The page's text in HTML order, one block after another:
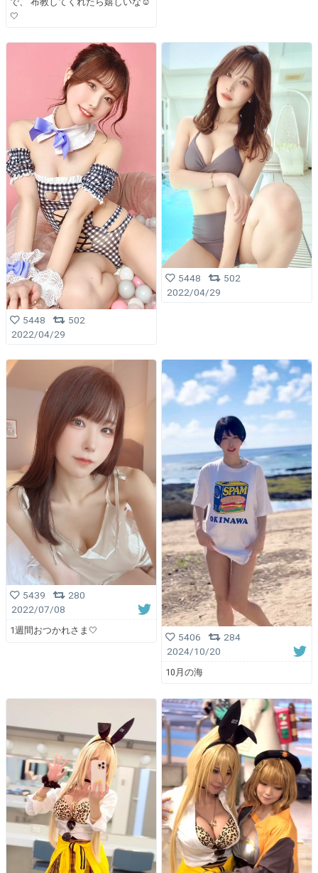
🤍
5448
502
2022/04/29
5448
502
2022/04/29
5439
280
2022/07/08
1週間おつかれさま🤍
5406
284
2024/10/20
10月の海